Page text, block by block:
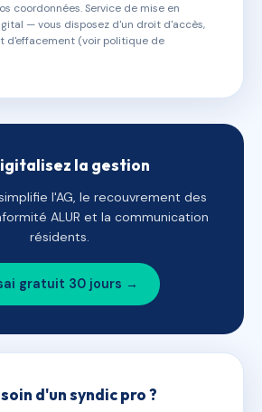
coordonnées. Service de mise en
— vous disposez d'un droit d'accès,
d'effacement (voir politique de
la gestion
l'AG, le recouvrement des
ALUR et la communication
résidents.
gratuit 30 jours →
d'un syndic pro ?